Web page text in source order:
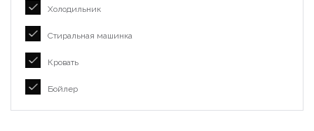
Холодильник
Стиральная машинка
Кровать
Бойлер